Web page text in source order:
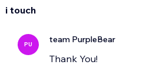
i touch
PU team PurpleBear
Thank You!